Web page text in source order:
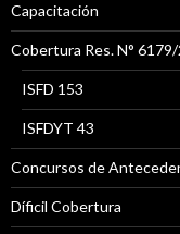
Capacitación
Cobertura Res. N°
ISFD 153
ISFDYT 43
Concursos de
Díficil Cobertura